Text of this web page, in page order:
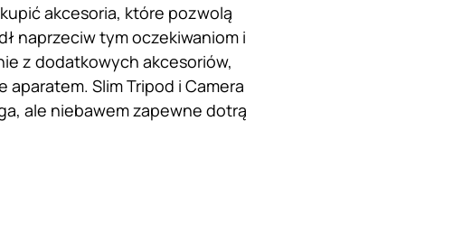
akcesoria, które pozwolą
naprzeciw tym oczekiwaniom i
z dodatkowych akcesoriów,
Slim Tripod i Camera
ale niebawem zapewne dotrą